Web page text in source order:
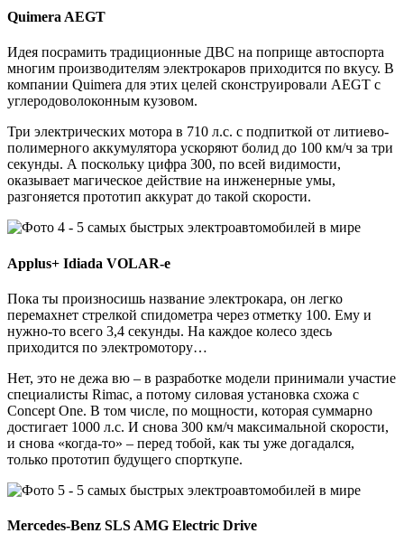
Quimera AEGT
Идея посрамить традиционные ДВС на поприще автоспорта
многим производителям электрокаров приходится по вкусу. В
компании Quimera для этих целей сконструировали AEGT с
углеродоволоконным кузовом.
Три электрических мотора в 710 л.с. с подпиткой от литиево-
полимерного аккумулятора ускоряют болид до 100 км/ч за три
секунды. А поскольку цифра 300, по всей видимости,
оказывает магическое действие на инженерные умы,
разгоняется прототип аккурат до такой скорости.
Applus+ Idiada VOLAR-e
Пока ты произносишь название электрокара, он легко
перемахнет стрелкой спидометра через отметку 100. Ему и
нужно-то всего 3,4 секунды. На каждое колесо здесь
приходится по электромотору…
Нет, это не дежа вю – в разработке модели принимали участие
специалисты Rimac, а потому силовая установка схожа с
Concept One. В том числе, по мощности, которая суммарно
достигает 1000 л.с. И снова 300 км/ч максимальной скорости,
и снова «когда-то» – перед тобой, как ты уже догадался,
только прототип будущего спорткупе.
Mercedes-Benz SLS AMG Electric Drive